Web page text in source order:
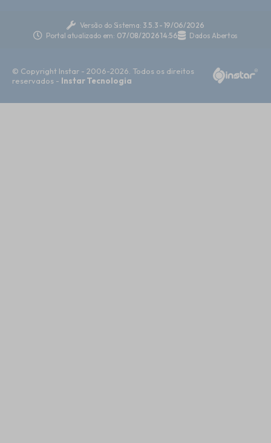
Versão do Sistema: 3.5.3 - 19/06/2026
Portal atualizado em: 07/08/2026 14:56 Dados Abertos
© Copyright Instar - 2006-2026. Todos os direitos
reservados - Instar Tecnologia